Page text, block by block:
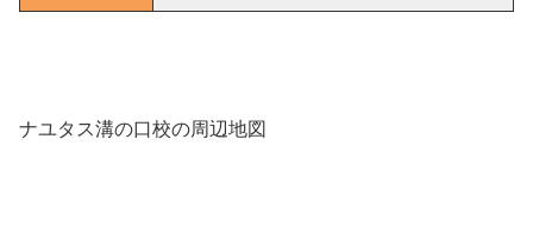
ナユタス溝の口校の周辺地図